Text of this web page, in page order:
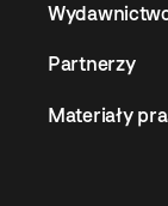
Partnerzy
Materiały